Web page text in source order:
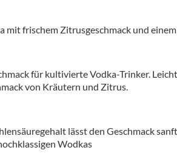
mit frischem Zitrusgeschmack und
für kultivierte Vodka-Trinker.
von Kräutern und Zitrus.
lässt den Geschmack
Wodkas